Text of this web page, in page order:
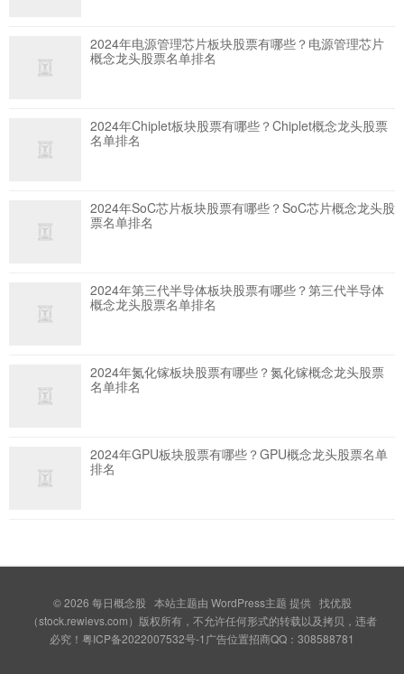
2024年电源管理芯片板块股票有哪些？电源管理芯片
概念龙头股票名单排名
2024年Chiplet板块股票有哪些？Chiplet概念龙头股票
名单排名
2024年SoC芯片板块股票有哪些？SoC芯片概念龙头股
票名单排名
2024年第三代半导体板块股票有哪些？第三代半导体
概念龙头股票名单排名
2024年氮化镓板块股票有哪些？氮化镓概念龙头股票
名单排名
2024年GPU板块股票有哪些？GPU概念龙头股票名单
排名
© 2026 每日概念股 本站主题由 WordPress主题 提供 找优股
（stock.rewievs.com）版权所有，不允许任何形式的转载以及拷贝，违者
必究！粤ICP备2022007532号-1广告位置招商QQ：308588781